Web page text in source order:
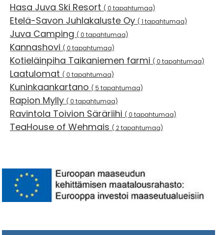
Hasa Juva Ski Resort ( 0 tapahtumaa)
Etelä-Savon Juhlakaluste Oy ( 1 tapahtumaa)
Juva Camping ( 0 tapahtumaa)
Kannashovi ( 0 tapahtumaa)
Kotieläinpiha Taikaniemen farmi ( 0 tapahtumaa)
Laatulomat ( 0 tapahtumaa)
Kuninkaankartano ( 5 tapahtumaa)
Rapion Mylly ( 0 tapahtumaa)
Ravintola Toivion Säräriihi ( 0 tapahtumaa)
TeaHouse of Wehmais ( 2 tapahtumaa)